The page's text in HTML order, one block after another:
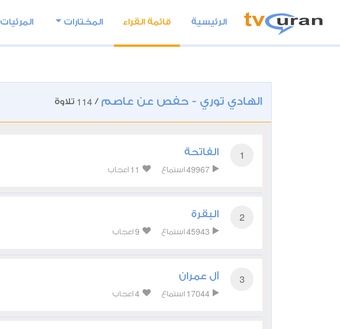
الرئيسية قائمة القراء المختارات المرئيات
الهادي توري - حفص عن عاصم /
114 تلاوة
1 الفاتحة
49967 استماع 11 اعجاب
2 البقرة
45943 استماع 9 اعجاب
3 آل عمران
17044 استماع 4 اعجاب